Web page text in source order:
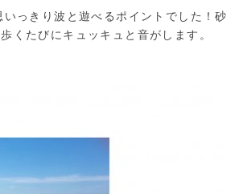
いっきり波と遊べるポイントでした！砂
くたびにキュッキュと音がします。